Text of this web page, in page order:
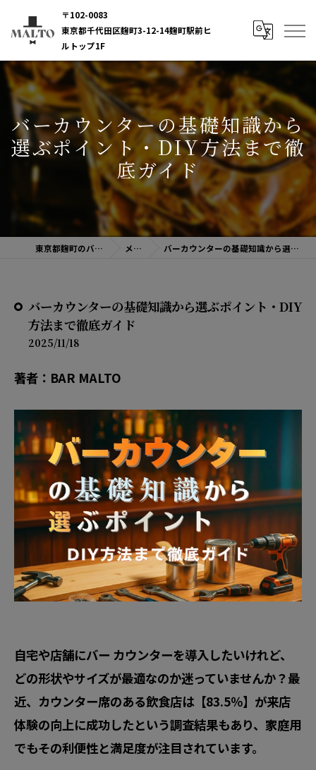
〒102-0083
東京都千代田区麹町3-12-14麹町駅前ヒ
ルトップ1F
バーカウンターの基礎知識から
選ぶポイント・DIY方法まで徹
底ガイド
東京都麹町のバーならBAR MALTO メディア バーカウンターの基礎知識から選ぶポイント・DIY方法まで徹底ガイド
バーカウンターの基礎知識から選ぶポイント・DIY
方法まで徹底ガイド
2025/11/18
著者：BAR MALTO
自宅や店舗にバー カウンターを導入したいけれど、
どの形状やサイズが最適なのか迷っていませんか？最
近、カウンター席のある飲食店は【83.5％】が来店
体験の向上に成功したという調査結果もあり、家庭用
でもその利便性と満足度が注目されています。